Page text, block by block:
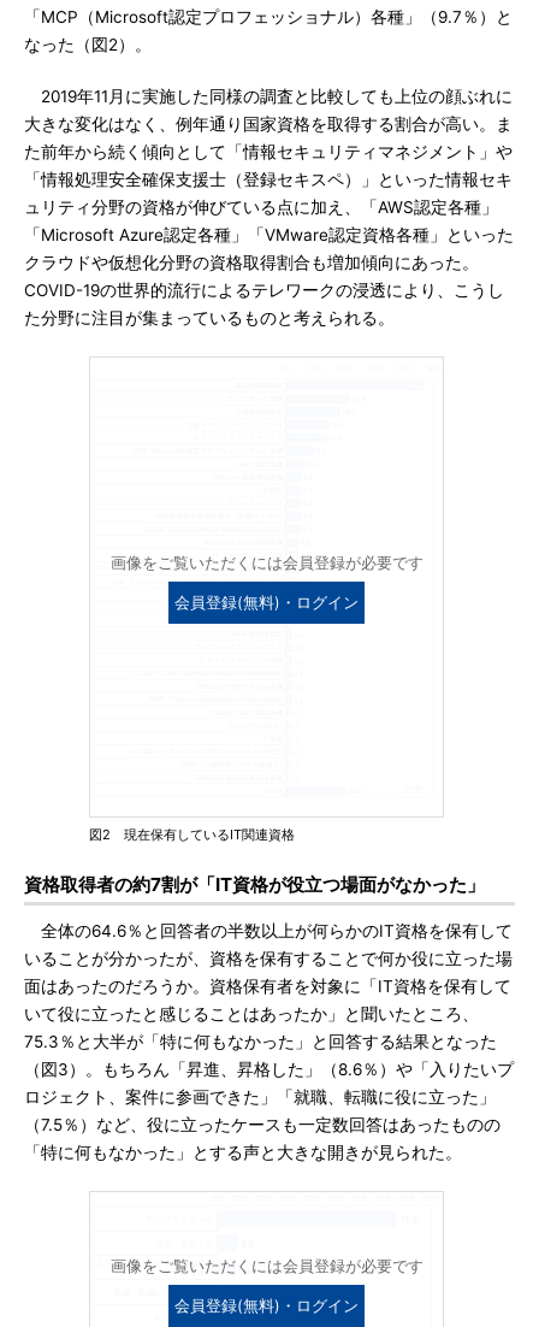
「MCP（Microsoft認定プロフェッショナル）各種」（9.7％）と
なった（図2）。
2019年11月に実施した同様の調査と比較しても上位の顔ぶれに
大きな変化はなく、例年通り国家資格を取得する割合が高い。ま
た前年から続く傾向として「情報セキュリティマネジメント」や
「情報処理安全確保支援士（登録セキスペ）」といった情報セキ
ュリティ分野の資格が伸びている点に加え、「AWS認定各種」
「Microsoft Azure認定各種」「VMware認定資格各種」といった
クラウドや仮想化分野の資格取得割合も増加傾向にあった。
COVID-19の世界的流行によるテレワークの浸透により、こうし
た分野に注目が集まっているものと考えられる。
画像をご覧いただくには会員登録が必要です
会員登録(無料)・ログイン
図2 現在保有しているIT関連資格
資格取得者の約7割が「IT資格が役立つ場面がなかった」
全体の64.6％と回答者の半数以上が何らかのIT資格を保有して
いることが分かったが、資格を保有することで何か役に立った場
面はあったのだろうか。資格保有者を対象に「IT資格を保有して
いて役に立ったと感じることはあったか」と聞いたところ、
75.3％と大半が「特に何もなかった」と回答する結果となった
（図3）。もちろん「昇進、昇格した」（8.6％）や「入りたいプ
ロジェクト、案件に参画できた」「就職、転職に役に立った」
（7.5％）など、役に立ったケースも一定数回答はあったものの
「特に何もなかった」とする声と大きな開きが見られた。
画像をご覧いただくには会員登録が必要です
会員登録(無料)・ログイン